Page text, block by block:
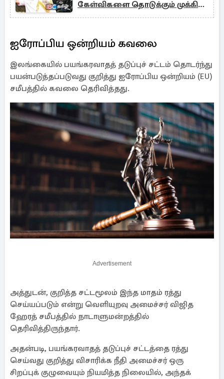
கேள்விகளை தொடுக்கும் முக்கிய
புள்ளி
ஐரோப்பிய ஒன்றியம் கவலை
இலங்கையில் பயங்கரவாதத் தடுப்புச் சட்டம் தொடர்ந்து
பயன்படுத்தப்படுவது குறித்து ஐரோப்பிய ஒன்றியம் (EU)
சமீபத்தில் கவலை தெரிவித்தது.
Advertisement
அத்துடன், குறித்த சட்டமூலம் இந்த மாதம் ரத்து
செய்யப்படும் என்று வெளியுறவு அமைச்சர் விஜித
ஹேரத் சமீபத்தில் நாடாளுமன்றத்தில்
தெரிவித்திருந்தார்.
அதன்படி, பயங்கரவாதத் தடுப்புச் சட்டத்தை ரத்து
செய்வது குறித்து விசாரிக்க நீதி அமைச்சர் ஒரு
சிறப்புக் குழுவையும் நியமித்த நிலையில், அந்தக்